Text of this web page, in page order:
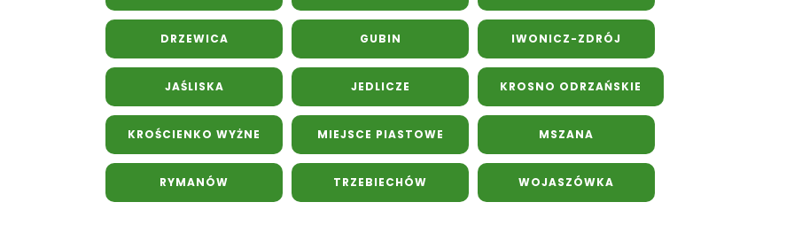
DRZEWICA GUBIN IWONICZ-ZDRÓJ
JAŚLISKA JEDLICZE KROSNO ODRZAŃSKIE
KROŚCIENKO WYŻNE MIEJSCE PIASTOWE MSZANA
RYMANÓW TRZEBIECHÓW WOJASZÓWKA